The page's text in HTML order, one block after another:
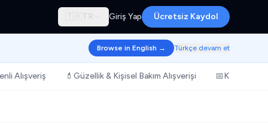
🇹🇷 TR Giriş Yap Ücretsiz Kaydol
Browse in English → Türkçe devam et
Alışveriş 💄 Güzellik & Kişisel Bakım Alışverişi 📅Kampanya